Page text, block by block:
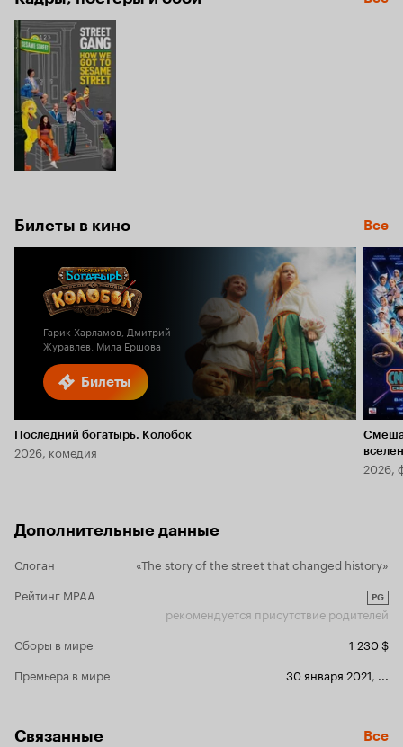
Билеты в кино Все
Билеты
Гарик Харламов, Дмитрий
Журавлев, Мила Ершова
Последний богатырь. Колобок
2026, комедия
2026,
Дополнительные данные
Слоган
«The story of the street that changed history»
Рейтинг MPAA
PG
рекомендуется присутствие родителей
Сборы в мире
1 230 $
Премьера в мире
30 января 2021
Связанные Все